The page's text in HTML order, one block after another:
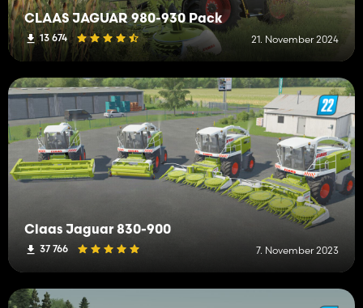
CLAAS JAGUAR 980-930 Pack
13 674 21. November 2024
Claas Jaguar 830-900
37 766 7. November 2023